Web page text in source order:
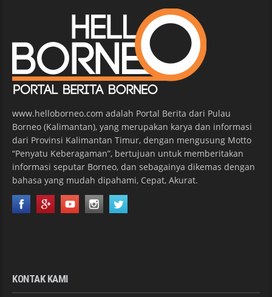
www.helloborneo.com adalah Portal Berita dari Pulau
Borneo (Kalimantan), yang merupakan karya dan informasi
dari Provinsi Kalimantan Timur, dengan mengusung Motto
“Penyatu Keberagaman”, bertujuan untuk memberitakan
informasi seputar Borneo, dan sebagainya dikemas dengan
bahasa yang mudah dipahami, Cepat, Akurat.
KONTAK KAMI